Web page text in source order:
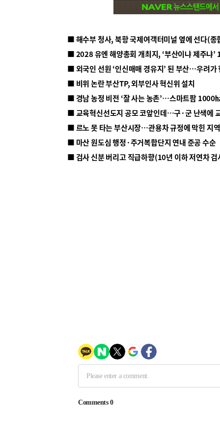
■ 해수부 청사, 북항 국제여객터미널 옆에 선다(종
■ 2028 유엔 해양총회 개최지, ‘부산이냐 제주냐’
■ 외국인 선원 ‘인신매매 경유지’ 된 부산…우려가
■ 비위 논란 부산TP, 외부인사 혁신위 설치
■ 르노 못 타는 부산시장…관용차 규정에 막힌 지
■ 마산 원도심 행정·주거복합단지 연내 준공 수순